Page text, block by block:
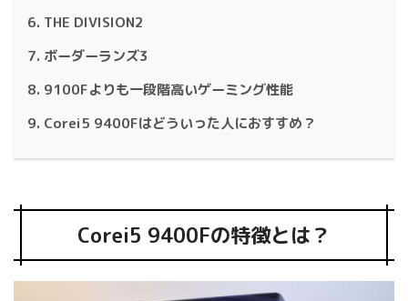
THE DIVISION2
ボーダーランズ3
9100Fよりも一段階高いゲーミング性能
Corei5 9400Fはどういった人におすすめ？
Corei5 9400Fの特徴とは？